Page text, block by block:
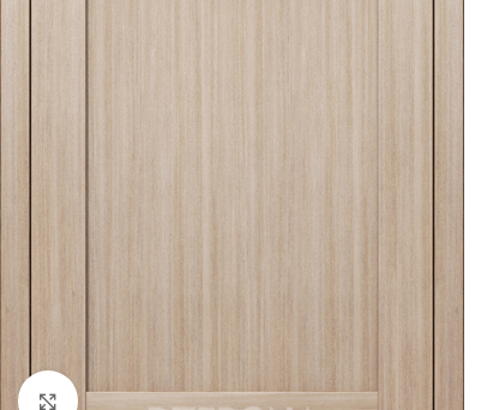
Нажмите, чтобы увеличить